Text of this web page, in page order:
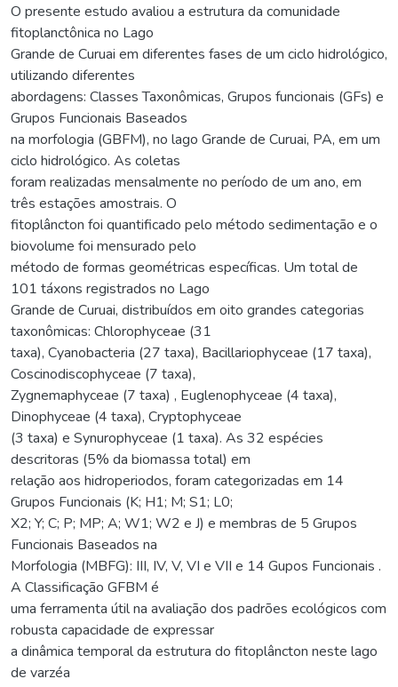
O presente estudo avaliou a estrutura da comunidade
fitoplanctônica no Lago
Grande de Curuai em diferentes fases de um ciclo hidrológico,
utilizando diferentes
abordagens: Classes Taxonômicas, Grupos funcionais (GFs) e
Grupos Funcionais Baseados
na morfologia (GBFM), no lago Grande de Curuai, PA, em um
ciclo hidrológico. As coletas
foram realizadas mensalmente no período de um ano, em
três estações amostrais. O
fitoplâncton foi quantificado pelo método sedimentação e o
biovolume foi mensurado pelo
método de formas geométricas específicas. Um total de
101 táxons registrados no Lago
Grande de Curuai, distribuídos em oito grandes categorias
taxonômicas: Chlorophyceae (31
taxa), Cyanobacteria (27 taxa), Bacillariophyceae (17 taxa),
Coscinodiscophyceae (7 taxa),
Zygnemaphyceae (7 taxa) , Euglenophyceae (4 taxa),
Dinophyceae (4 taxa), Cryptophyceae
(3 taxa) e Synurophyceae (1 taxa). As 32 espécies
descritoras (5% da biomassa total) em
relação aos hidroperiodos, foram categorizadas em 14
Grupos Funcionais (K; H1; M; S1; L0;
X2; Y; C; P; MP; A; W1; W2 e J) e membras de 5 Grupos
Funcionais Baseados na
Morfologia (MBFG): III, IV, V, VI e VII e 14 Gupos Funcionais .
A Classificação GFBM é
uma ferramenta útil na avaliação dos padrões ecológicos com
robusta capacidade de expressar
a dinâmica temporal da estrutura do fitoplâncton neste lago
de varzéa